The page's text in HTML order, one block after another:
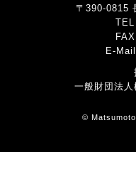
〒390-0815
E-
一般財団法
©